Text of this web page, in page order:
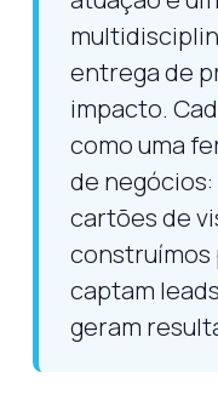
entrega de
impacto.
como uma
de
cartões de
construímos
captam
geram